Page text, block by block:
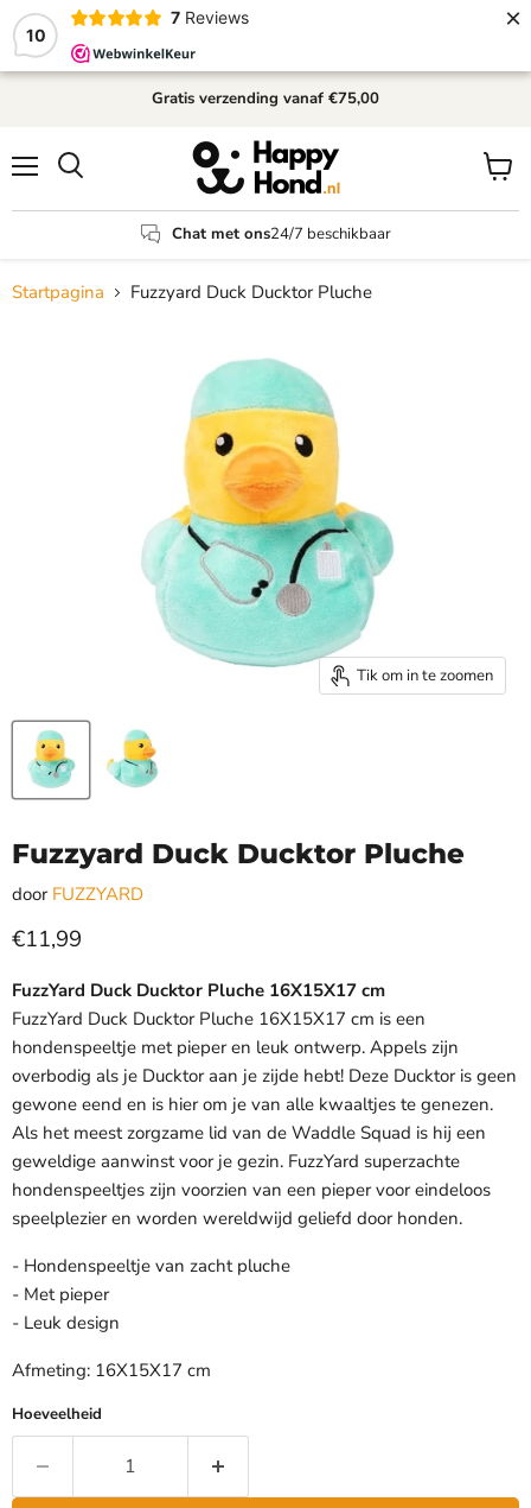
10
7 Reviews ×
Gratis verzending vanaf €75,00
Chat met ons24/7 beschikbaar
Startpagina Fuzzyard Duck Ducktor Pluche
Tik om in te zoomen
Fuzzyard Duck Ducktor Pluche
door FUZZYARD
Huidige prijs
€11,99
FuzzYard Duck Ducktor Pluche 16X15X17 cm
FuzzYard Duck Ducktor Pluche 16X15X17 cm is een
hondenspeeltje met pieper en leuk ontwerp. Appels zijn
overbodig als je Ducktor aan je zijde hebt! Deze Ducktor is geen
gewone eend en is hier om je van alle kwaaltjes te genezen.
Als het meest zorgzame lid van de Waddle Squad is hij een
geweldige aanwinst voor je gezin. FuzzYard superzachte
hondenspeeltjes zijn voorzien van een pieper voor eindeloos
speelplezier en worden wereldwijd geliefd door honden.
- Hondenspeeltje van zacht pluche
- Met pieper
- Leuk design
Afmeting: 16X15X17 cm
Hoeveelheid